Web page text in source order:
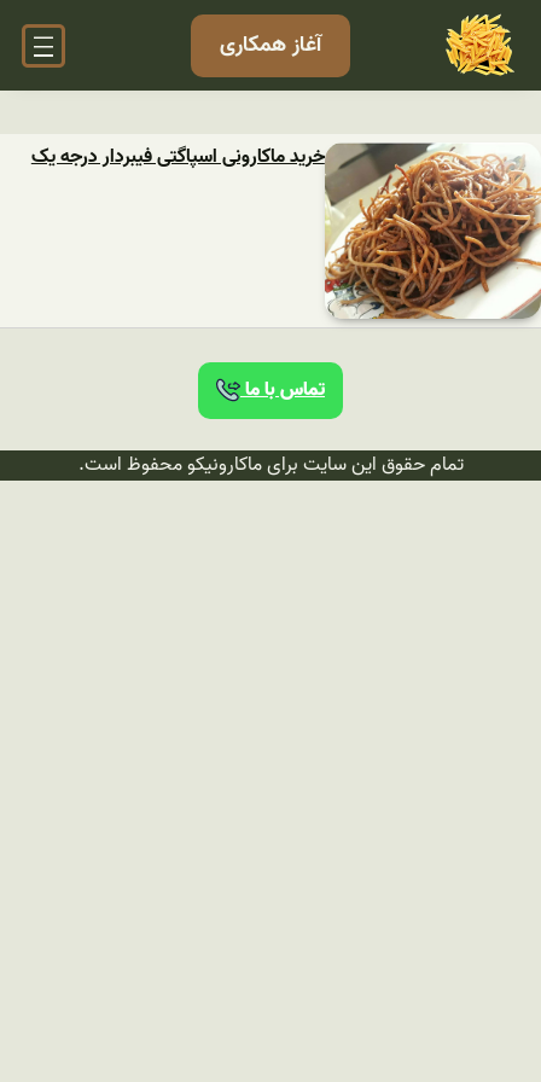
آغاز همکاری
خرید ماکارونی اسپاگتی فیبردار درجه یک
تماس با ما
تمام حقوق این سایت برای ماکارونیکو محفوظ است.